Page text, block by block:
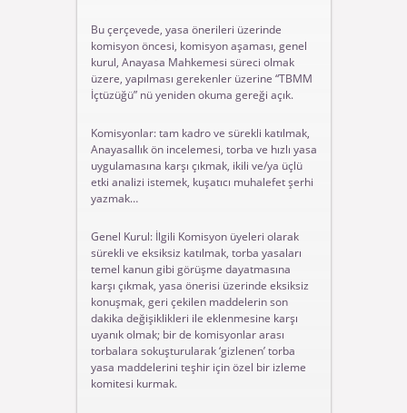
Bu çerçevede, yasa önerileri üzerinde
komisyon öncesi, komisyon aşaması, genel
kurul, Anayasa Mahkemesi süreci olmak
üzere, yapılması gerekenler üzerine “TBMM
İçtüzüğü” nü yeniden okuma gereği açık.
Komisyonlar: tam kadro ve sürekli katılmak,
Anayasallık ön incelemesi, torba ve hızlı yasa
uygulamasına karşı çıkmak, ikili ve/ya üçlü
etki analizi istemek, kuşatıcı muhalefet şerhi
yazmak…
Genel Kurul: İlgili Komisyon üyeleri olarak
sürekli ve eksiksiz katılmak, torba yasaları
temel kanun gibi görüşme dayatmasına
karşı çıkmak, yasa önerisi üzerinde eksiksiz
konuşmak, geri çekilen maddelerin son
dakika değişiklikleri ile eklenmesine karşı
uyanık olmak; bir de komisyonlar arası
torbalara sokuşturularak ‘gizlenen’ torba
yasa maddelerini teşhir için özel bir izleme
komitesi kurmak.